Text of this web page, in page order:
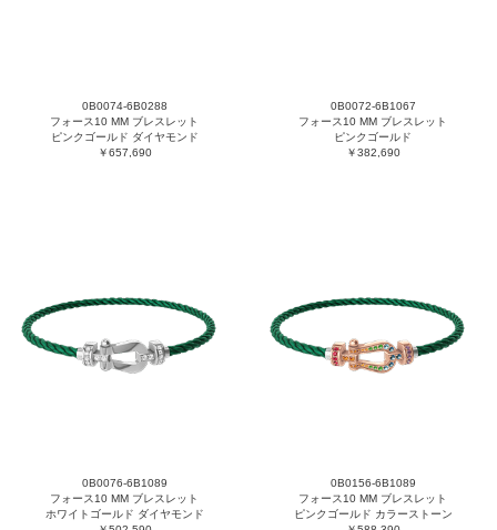
0B0074-6B0288
フォース10 MM ブレスレット
ピンクゴールド ダイヤモンド
￥657,690
0B0072-6B1067
フォース10 MM ブレスレット
ピンクゴールド
￥382,690
0B0076-6B1089
フォース10 MM ブレスレット
ホワイトゴールド ダイヤモンド
0B0156-6B1089
フォース10 MM ブレスレット
ピンクゴールド カラーストーン